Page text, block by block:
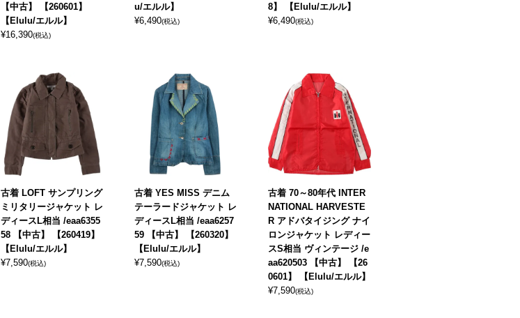
【中古】 【260601】
【Elulu/エルル】
¥16,390(税込)
u/エルル】
¥6,490(税込)
8】 【Elulu/エルル】
¥6,490(税込)
古着 LOFT サンプリング
ミリタリージャケット レ
ディースL相当 /eaa6355
58 【中古】 【260419】
【Elulu/エルル】
¥7,590(税込)
古着 YES MISS デニム
テーラードジャケット レ
ディースL相当 /eaa6257
59 【中古】 【260320】
【Elulu/エルル】
¥7,590(税込)
古着 70～80年代 INTER
NATIONAL HARVESTE
R アドバタイジング ナイ
ロンジャケット レディー
スS相当 ヴィンテージ /e
aa620503 【中古】 【26
0601】 【Elulu/エルル】
¥7,590(税込)